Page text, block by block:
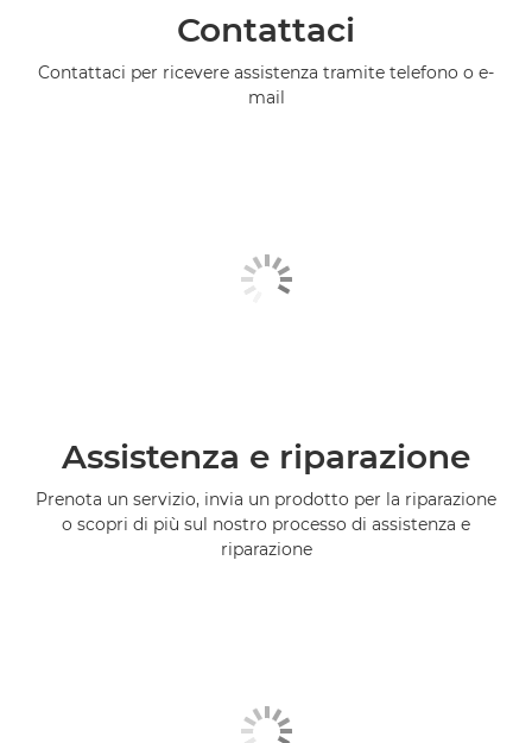
Contattaci
Contattaci per ricevere assistenza tramite telefono o e-
mail
Assistenza e riparazione
Prenota un servizio, invia un prodotto per la riparazione
o scopri di più sul nostro processo di assistenza e
riparazione